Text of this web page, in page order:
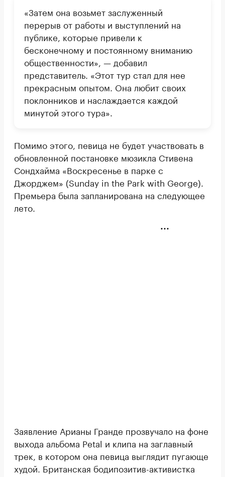
«Затем она возьмет заслуженный
перерыв от работы и выступлений на
публике, которые привели к
бесконечному и постоянному вниманию
общественности», — добавил
представитель. «Этот тур стал для нее
прекрасным опытом. Она любит своих
поклонников и наслаждается каждой
минутой этого тура».
Помимо этого, певица не будет участвовать в
обновленной постановке мюзикла Стивена
Сондхайма «Воскресенье в парке с
Джорджем» (Sunday in the Park with George).
Премьера была запланирована на следующее
лето.
Заявление Арианы Гранде прозвучало на фоне
выхода альбома Petal и клипа на заглавный
трек, в котором она певица выглядит пугающе
худой. Британская бодипозитив-активистка